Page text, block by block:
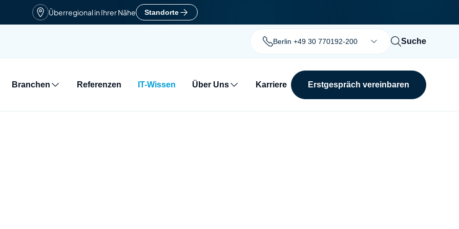
Überregional in Ihrer Nähe Standorte
Berlin +49 30 770192-200 Suche
Branchen Referenzen IT-Wissen Über Uns Karriere Erstgespräch vereinbaren